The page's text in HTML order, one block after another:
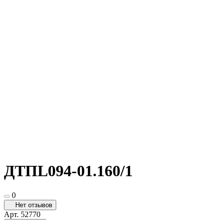
ДТПL094-01.160/1
0
Нет отзывов
Арт. 52770